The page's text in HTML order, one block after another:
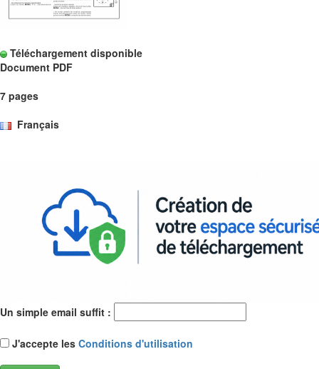
Téléchargement disponible
Document PDF
7 pages
Français
Un simple email suffit :
J'accepte les Conditions d'utilisation